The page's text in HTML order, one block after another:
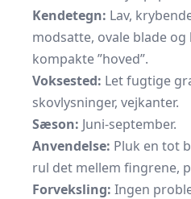
Kendetegn: Lav,
modsatte, ovale blade
kompakte ”hoved”.
Voksested: Let fugtige
skovlysninger, vejkanter.
Sæson: Juni-september.
Anvendelse: Pluk en tot
rul det mellem fingrene,
Forveksling: Ingen